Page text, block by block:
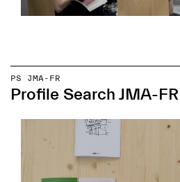
PS JMA-FR
Profile Search JMA-FR